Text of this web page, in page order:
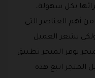
بكل سهولة،
ويعتبر كود خصم هوم بوكس 2026 من أهم العناصر التي
يشعر العميل
يوفر المتجر تطبيق
المتجر اتبع هذه